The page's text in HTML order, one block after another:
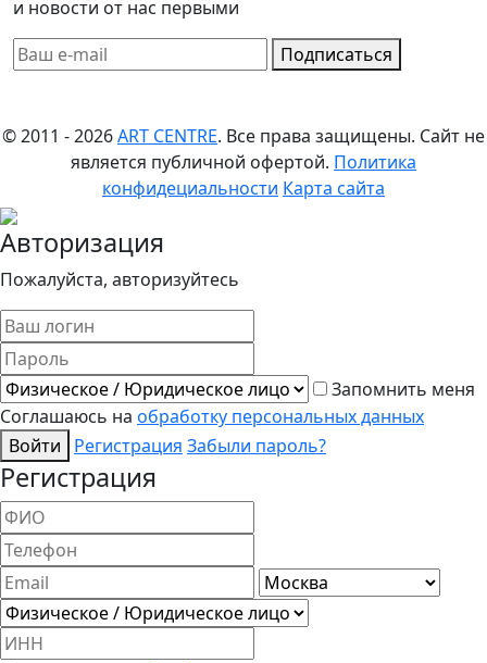
и новости от нас первыми
Подписаться
© 2011 - 2026ART CENTRE. Все права защищены. Сайт не
является публичной офертой. Политика
конфидециальности Карта сайта
Авторизация
Пожалуйста, авторизуйтесь
Запомнить меня
Соглашаюсь на обработку персональных данных
Войти
Регистрация Забыли пароль?
Регистрация